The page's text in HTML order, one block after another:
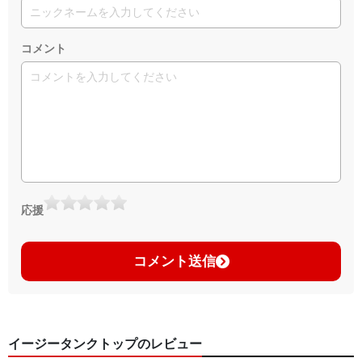
コメント
応援
コメント送信
イージータンクトップのレビュー